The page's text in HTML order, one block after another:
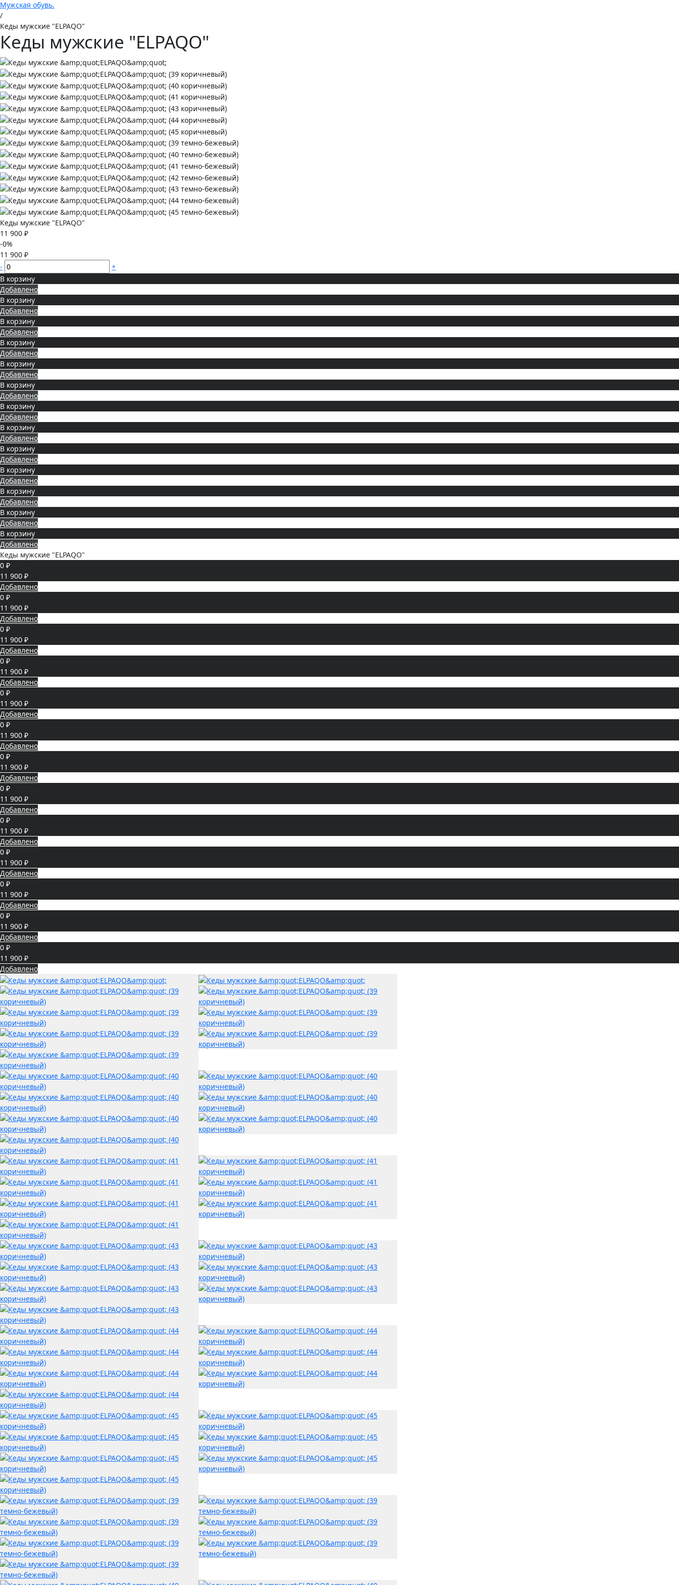
Мужская обувь.
/
Кеды мужские "ELPAQO"
Кеды мужские "ELPAQO"
Кеды мужские "ELPAQO"
11 900 ₽
-0%
11 900 ₽
-
+
В корзину
Добавлено
В корзину
Добавлено
В корзину
Добавлено
В корзину
Добавлено
В корзину
Добавлено
В корзину
Добавлено
В корзину
Добавлено
В корзину
Добавлено
В корзину
Добавлено
В корзину
Добавлено
В корзину
Добавлено
В корзину
Добавлено
В корзину
Добавлено
Кеды мужские "ELPAQO"
0 ₽
11 900 ₽
Добавлено
0 ₽
11 900 ₽
Добавлено
0 ₽
11 900 ₽
Добавлено
0 ₽
11 900 ₽
Добавлено
0 ₽
11 900 ₽
Добавлено
0 ₽
11 900 ₽
Добавлено
0 ₽
11 900 ₽
Добавлено
0 ₽
11 900 ₽
Добавлено
0 ₽
11 900 ₽
Добавлено
0 ₽
11 900 ₽
Добавлено
0 ₽
11 900 ₽
Добавлено
0 ₽
11 900 ₽
Добавлено
0 ₽
11 900 ₽
Добавлено